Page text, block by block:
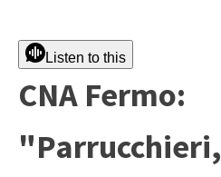
Listen to this
CNA Fermo:
"Parrucchieri,